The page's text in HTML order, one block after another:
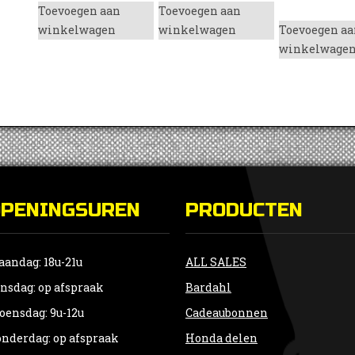
Toevoegen aan
winkelwagen
Toevoegen aan
winkelwagen
Toevoegen
18u-21u
op afspraak
9u-12u
op afspraak
PRODUCTEN
ALL SALES
Bardahl
Cadeaubonnen
Honda delen